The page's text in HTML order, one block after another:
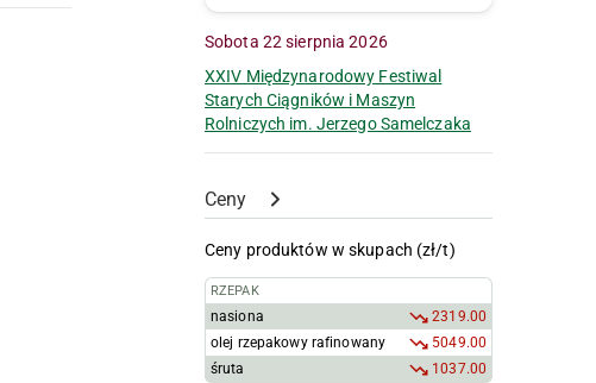
Sobota 22 sierpnia 2026
XXIV Międzynarodowy Festiwal
Starych Ciągników i Maszyn
Rolniczych im. Jerzego Samelczaka
Ceny
Ceny produktów w skupach (zł/t)
RZEPAK
nasiona
2319.00
olej rzepakowy rafinowany
5049.00
śruta
1037.00